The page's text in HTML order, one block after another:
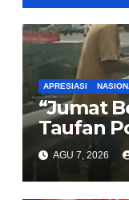
APRESIASI
“Jumat
Taufan
Bagikan
Sopir
00
AGU 7, 2026